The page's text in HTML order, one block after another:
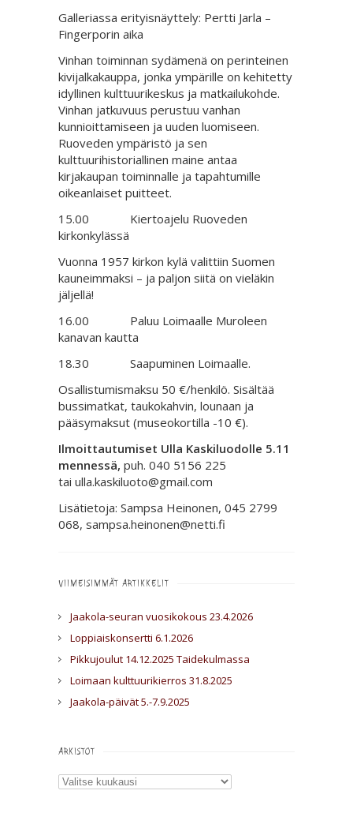
Galleriassa erityisnäyttely: Pertti Jarla –
Fingerporin aika
Vinhan toiminnan sydämenä on perinteinen
kivijalkakauppa, jonka ympärille on kehitetty
idyllinen kulttuurikeskus ja matkailukohde.
Vinhan jatkuvuus perustuu vanhan
kunnioittamiseen ja uuden luomiseen.
Ruoveden ympäristö ja sen
kulttuurihistoriallinen maine antaa
kirjakaupan toiminnalle ja tapahtumille
oikeanlaiset puitteet.
15.00 Kiertoajelu Ruoveden
kirkonkylässä
Vuonna 1957 kirkon kylä valittiin Suomen
kauneimmaksi – ja paljon siitä on vieläkin
jäljellä!
16.00 Paluu Loimaalle Muroleen
kanavan kautta
18.30 Saapuminen Loimaalle.
Osallistumismaksu 50 €/henkilö. Sisältää
bussimatkat, taukokahvin, lounaan ja
pääsymaksut (museokortilla -10 €).
Ilmoittautumiset Ulla Kaskiluodolle 5.11
mennessä, puh. 040 5156 225
tai ulla.kaskiluoto@gmail.com
Lisätietoja: Sampsa Heinonen, 045 2799
068, sampsa.heinonen@netti.fi
VIIMEISIMMÄT ARTIKKELIT
Jaakola-seuran vuosikokous 23.4.2026
Loppiaiskonsertti 6.1.2026
Pikkujoulut 14.12.2025 Taidekulmassa
Loimaan kulttuurikierros 31.8.2025
Jaakola-päivät 5.-7.9.2025
ARKISTOT
Arkistot